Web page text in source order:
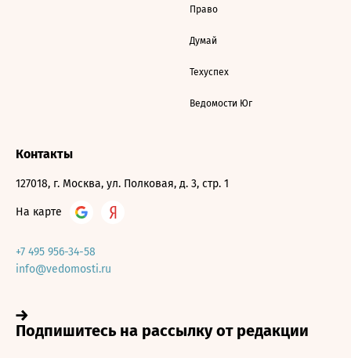
Право
Думай
Техуспех
Ведомости Юг
Контакты
127018, г. Москва, ул. Полковая, д. 3, стр. 1
На карте
+7 495 956-34-58
info@vedomosti.ru